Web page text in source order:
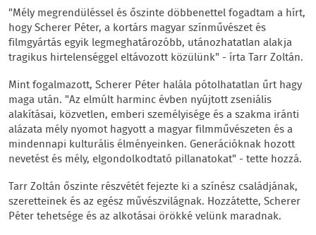
"Mély megrendüléssel és őszinte döbbenettel fogadtam a hírt,
hogy Scherer Péter, a kortárs magyar színművészet és
filmgyártás egyik legmeghatározóbb, utánozhatatlan alakja
tragikus hirtelenséggel eltávozott közülünk" - írta Tarr Zoltán.
Mint fogalmazott, Scherer Péter halála pótolhatatlan űrt hagy
maga után. "Az elmúlt harminc évben nyújtott zseniális
alakításai, közvetlen, emberi személyisége és a szakma iránti
alázata mély nyomot hagyott a magyar filmművészeten és a
mindennapi kulturális élményeinken. Generációknak hozott
nevetést és mély, elgondolkodtató pillanatokat" - tette hozzá.
Tarr Zoltán őszinte részvétét fejezte ki a színész családjának,
szeretteinek és az egész művészvilágnak. Hozzátette, Scherer
Péter tehetsége és az alkotásai örökké velünk maradnak.